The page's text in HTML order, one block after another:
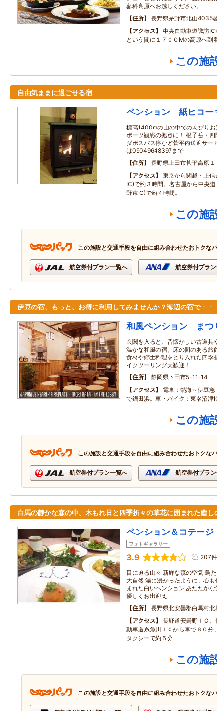
蓼科高原へお越しください。
住所
長野県茅野市北山4035
アクセス
中央自動車道諏訪
という間に１７００Mの高原へ到
この施
自由気ままに過ごせる宿
ペンション 紙ヒコー
標高1400mの山の中でのんびり
ポーツ観戦の拠点に！ 根子岳・
ダボスバス停など菅平内送迎サー
は09049648397まで
住所
長野県上田市菅平高原
アクセス
東京から関越・上
IC)で約３時間。名古屋から中央
野東IC)で約４時間。
この施
この施設と交通手段を自由に組み合わせたおトクな
航空券付プラン一覧へ 航空券付プラ
伊豆の宿、もっと、お得に利用してみませんか？海辺の宿で・・
和風ペンション まつ
玄関を入ると、昔懐かしい古道具
温かな和風の宿。床の間のある旅
食材や郷土料理をとり入れた四季
イクツーリング大歓迎！
住所
静岡県下田市5-11-14
アクセス
電車：熱海～伊豆
で鍋田浜。車・バイク：東名沼津
この施
この施設と交通手段を自由に組み合わせたおトクな
航空券付プラン一覧へ 航空券付プラ
白馬の静かな森の中、木もれ日と四季折々の草花に囲まれた癒し
ペンション＆コテー
フォトギャラリー
3.9 207件
目に迫る山々 新鮮な森の空気 鳥
大自然 湯に浸かったように、心
まれた白いペンション あたたか
優しくお出迎え
住所
長野県北安曇郡白馬村
アクセス
長野道安曇野ＩＣ
動車道糸魚川ＩＣから車で６０分
タクシーで約５分
この施
この施設と交通手段を自由に組み合わせたおトクな